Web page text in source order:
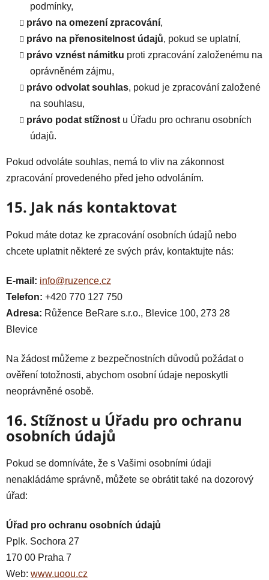
podmínky,
právo na omezení zpracování,
právo na přenositelnost údajů, pokud se uplatní,
právo vznést námitku proti zpracování založenému na
oprávněném zájmu,
právo odvolat souhlas, pokud je zpracování založené
na souhlasu,
právo podat stížnost u Úřadu pro ochranu osobních
údajů.
Pokud odvoláte souhlas, nemá to vliv na zákonnost
zpracování provedeného před jeho odvoláním.
15. Jak nás kontaktovat
Pokud máte dotaz ke zpracování osobních údajů nebo
chcete uplatnit některé ze svých práv, kontaktujte nás:
E-mail: info@ruzence.cz
Telefon: +420 770 127 750
Adresa: Růžence BeRare s.r.o., Blevice 100, 273 28
Blevice
Na žádost můžeme z bezpečnostních důvodů požádat o
ověření totožnosti, abychom osobní údaje neposkytli
neoprávněné osobě.
16. Stížnost u Úřadu pro ochranu
osobních údajů
Pokud se domníváte, že s Vašimi osobními údaji
nenakládáme správně, můžete se obrátit také na dozorový
úřad:
Úřad pro ochranu osobních údajů
Pplk. Sochora 27
170 00 Praha 7
Web: www.uoou.cz